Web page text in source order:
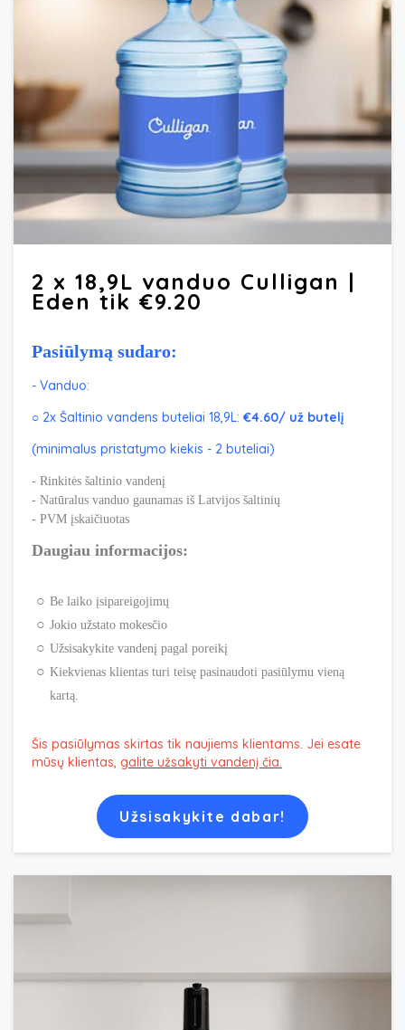
2 x 18,9L vanduo Culligan |
Eden tik €9.20
Pasiūlymą sudaro:
- Vanduo:
○ 2x Šaltinio vandens buteliai 18,9L: €4.60/ už butelį
(minimalus pristatymo kiekis - 2 buteliai)
- Rinkitės šaltinio vandenį
- Natūralus vanduo gaunamas iš Latvijos šaltinių
- PVM įskaičiuotas
Daugiau informacijos:
Be laiko įsipareigojimų
Jokio užstato mokesčio
Užsisakykite vandenį pagal poreikį
Kiekvienas klientas turi teisę pasinaudoti pasiūlymu vieną
kartą.
Šis pasiūlymas skirtas tik naujiems klientams. Jei esate
mūsų klientas, galite užsakyti vandenį čia.
Užsisakykite dabar!